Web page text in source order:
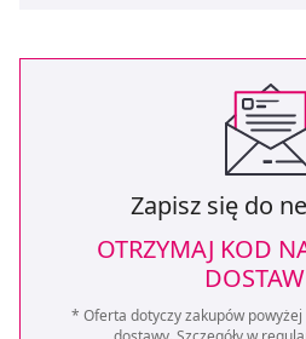
Zapisz się do
OTRZYMAJ KOD
* Oferta dotyczy zakupów